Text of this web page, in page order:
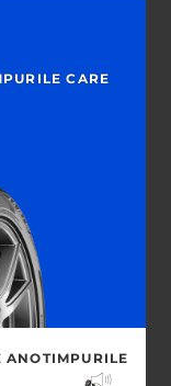
CARE
ANOTIMPURILE